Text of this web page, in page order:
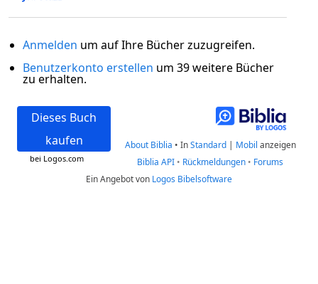
Anmelden um auf Ihre Bücher zuzugreifen.
Benutzerkonto erstellen um 39 weitere Bücher
zu erhalten.
Dieses Buch
kaufen
bei Logos.com
About Biblia • InStandard| Mobil anzeigen
Biblia API • Rückmeldungen • Forums
Ein Angebot von Logos Bibelsoftware